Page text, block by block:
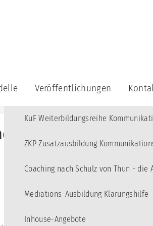
Veröffentlichungen
Veröffentlichungen
Bücher
Videos
Kommunikationsquadrat
Holz
Kontakt
Info-
Brief-
führen
KuF Weiterbildungsreihe
ZKP Zusatzausbildung
Coaching nach Schulz von Thun - die
Mediations-Ausbildung Klärungshilfe
Inhouse-Angebote